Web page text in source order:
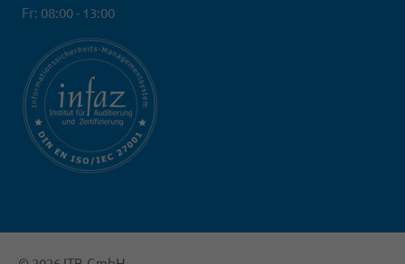
Fr: 08:00 - 13:00